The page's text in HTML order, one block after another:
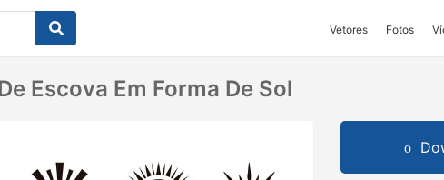
Vetores Fotos
Escova Em Forma De Sol